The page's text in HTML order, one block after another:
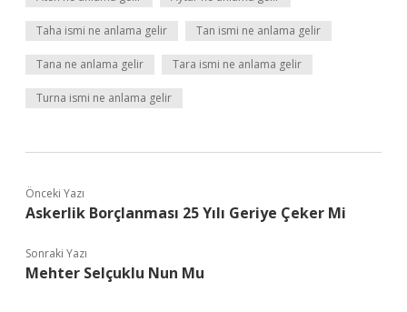
Taha ismi ne anlama gelir Tan ismi ne anlama gelir
Tana ne anlama gelir Tara ismi ne anlama gelir
Turna ismi ne anlama gelir
Önceki Yazı
Askerlik Borçlanması 25 Yılı Geriye Çeker Mi
Sonraki Yazı
Mehter Selçuklu Nun Mu